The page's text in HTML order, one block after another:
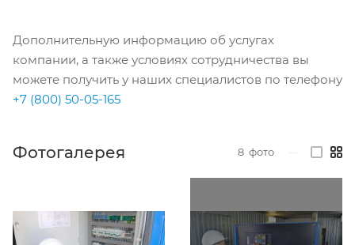
Дополнительную информацию об услугах
компании, а также условиях сотрудничества вы
можете получить у наших специалистов по телефону
+7 (800) 50-05-165
Фотогалерея 8 фото